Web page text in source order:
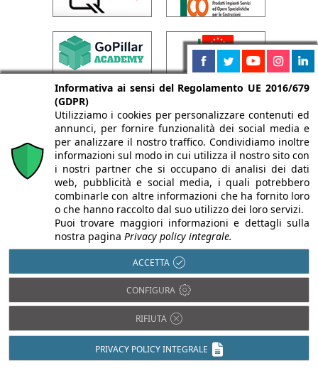
Informativa ai sensi del Regolamento UE 2016/679
(GDPR)
Utilizziamo i cookies per personalizzare contenuti ed
annunci, per fornire funzionalità dei social media e
per analizzare il nostro traffico. Condividiamo inoltre
informazioni sul modo in cui utilizza il nostro sito con
i nostri partner che si occupano di analisi dei dati
web, pubblicità e social media, i quali potrebbero
combinarle con altre informazioni che ha fornito loro
o che hanno raccolto dal suo utilizzo dei loro servizi.
Puoi trovare maggiori informazioni e dettagli sulla
nostra pagina Privacy policy integrale.
ACCETTA
CONFIGURA
RIFIUTA
PRIVACY POLICY INTEGRALE